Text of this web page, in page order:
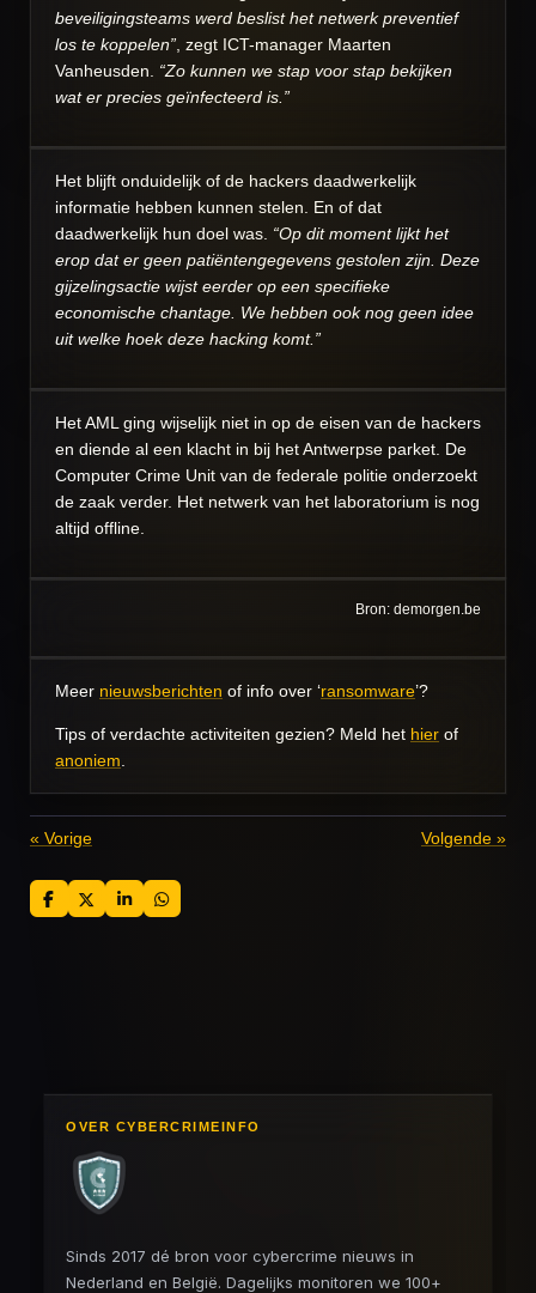
beveiligingsteams werd beslist het netwerk preventief
los te koppelen”, zegt ICT-manager Maarten
Vanheusden. “Zo kunnen we stap voor stap bekijken
wat er precies geïnfecteerd is.”
Het blijft onduidelijk of de hackers daadwerkelijk
informatie hebben kunnen stelen. En of dat
daadwerkelijk hun doel was. “Op dit moment lijkt het
erop dat er geen patiëntengegevens gestolen zijn. Deze
gijzelingsactie wijst eerder op een specifieke
economische chantage. We hebben ook nog geen idee
uit welke hoek deze hacking komt.”
Het AML ging wijselijk niet in op de eisen van de hackers
en diende al een klacht in bij het Antwerpse parket. De
Computer Crime Unit van de federale politie onderzoekt
de zaak verder. Het netwerk van het laboratorium is nog
altijd offline.
Bron: demorgen.be
Meer nieuwsberichten of info over ‘ransomware’?
Tips of verdachte activiteiten gezien? Meld het hier of
anoniem.
« Vorige Volgende »
D
e
D
e
S
h
D
e
OVER CYBERCRIMEINFO
Sinds 2017 dé bron voor cybercrime nieuws in
Nederland en België. Dagelijks monitoren we 100+